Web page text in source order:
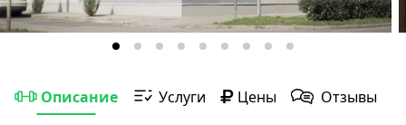
Описание Услуги Цены Отзывы